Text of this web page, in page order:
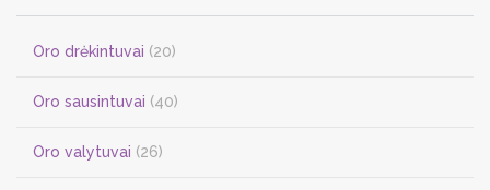
Oro drėkintuvai (20)
Oro sausintuvai (40)
Oro valytuvai (26)